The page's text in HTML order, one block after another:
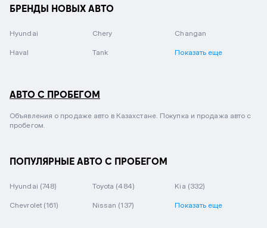
БРЕНДЫ НОВЫХ АВТО
Hyundai Chery Changan
Haval Tank Показать еще
АВТО С ПРОБЕГОМ
Объявления о продаже авто в Казахстане. Покупка и продажа авто с
пробегом.
ПОПУЛЯРНЫЕ АВТО С ПРОБЕГОМ
Hyundai (748) Toyota (484) Kia (332)
Chevrolet (161) Nissan (137) Показать еще